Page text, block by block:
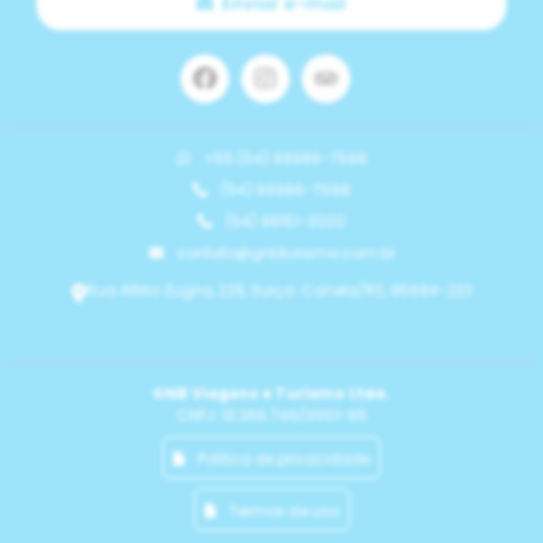
+55 (54) 99986-7598
(54) 99986-7598
(54) 98151-3000
contato@gnbturismo.com.br
Rua Attilio Zugno, 228, Suiça. Canela/RS, 95684-223
GNB Viagens e Turismo Ltda.
CNPJ: 13.366.746/0001-65
Politica de privacidade
Termos de uso